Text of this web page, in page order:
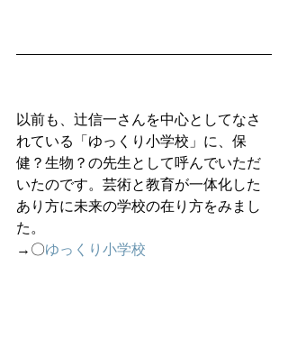
以前も、辻信一さんを中心としてなさ
れている「ゆっくり小学校」に、保
健？生物？の先生として呼んでいただ
いたのです。芸術と教育が一体化した
あり方に未来の学校の在り方をみまし
た。
→〇ゆっくり小学校